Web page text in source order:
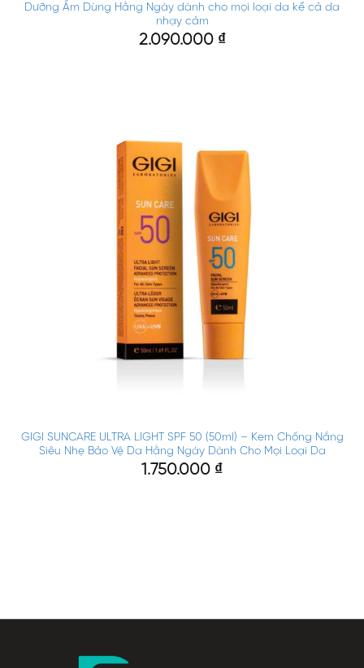
Dưỡng Ẩm Dùng Hằng Ngày dành cho mọi loại da kể cả da
nhạy cảm
2.090.000 ₫
GIGI SUNCARE ULTRA LIGHT SPF 50 (50ml) – Kem Chống Nắng
Siêu Nhẹ Bảo Vệ Da Hằng Ngày Dành Cho Mọi Loại Da
1.750.000 ₫